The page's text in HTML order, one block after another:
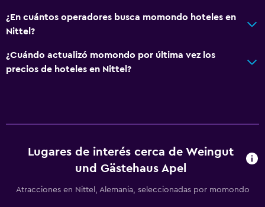
Ventana
Zona de estar
Insonorización
Espacio de almacenamiento
Baño
¿En cuántos operadores busca momondo hoteles en
Nittel?
¿Cuándo actualizó momondo por última vez los
precios de hoteles en Nittel?
Lugares de interés cerca de Weingut
und Gästehaus Apel
Atracciones en Nittel, Alemania, seleccionadas por momondo